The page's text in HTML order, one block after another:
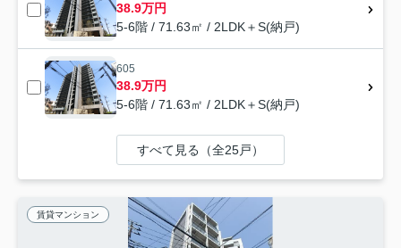
38.9万円
5-6階 / 71.63㎡ / 2LDK＋S(納戸)
605
38.9万円
5-6階 / 71.63㎡ / 2LDK＋S(納戸)
すべて見る（全25戸）
賃貸マンション